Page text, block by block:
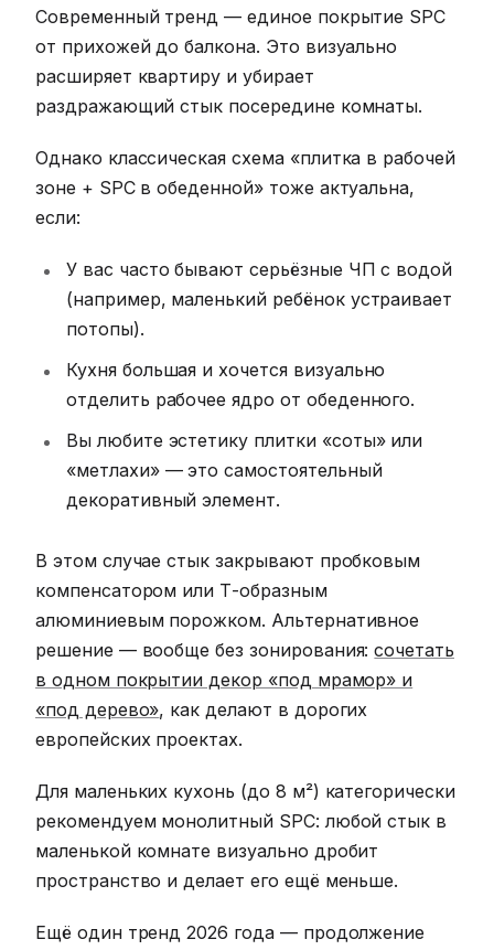
Современный тренд — единое покрытие SPC
от прихожей до балкона. Это визуально
расширяет квартиру и убирает
раздражающий стык посередине комнаты.
Однако классическая схема «плитка в рабочей
зоне + SPC в обеденной» тоже актуальна,
если:
У вас часто бывают серьёзные ЧП с водой
(например, маленький ребёнок устраивает
потопы).
Кухня большая и хочется визуально
отделить рабочее ядро от обеденного.
Вы любите эстетику плитки «соты» или
«метлахи» — это самостоятельный
декоративный элемент.
В этом случае стык закрывают пробковым
компенсатором или Т-образным
алюминиевым порожком. Альтернативное
решение — вообще без зонирования:сочетать
в одном покрытии декор «под мрамор» и
«под дерево», как делают в дорогих
европейских проектах.
Для маленьких кухонь (до 8 м²) категорически
рекомендуем монолитный SPC: любой стык в
маленькой комнате визуально дробит
пространство и делает его ещё меньше.
Ещё один тренд 2026 года — продолжение